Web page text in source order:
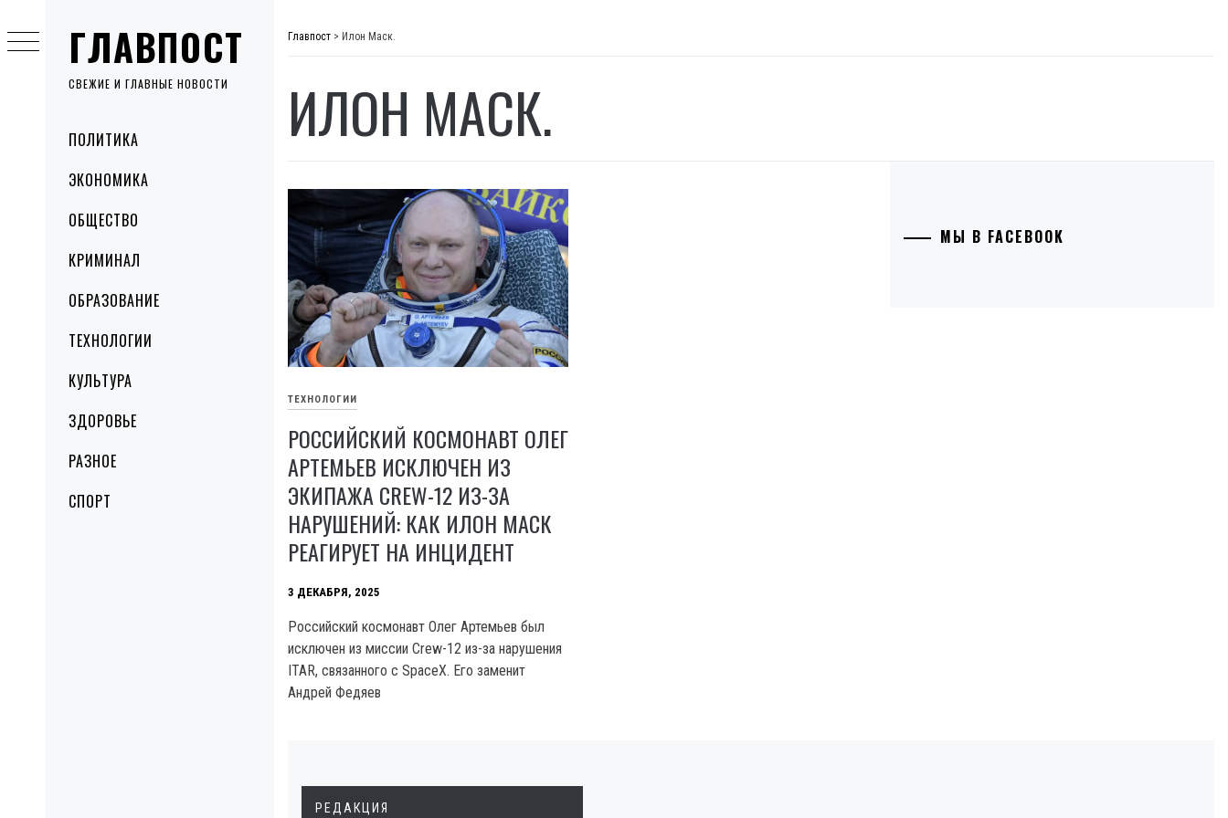
ГЛАВПОСТ
СВЕЖИЕ И ГЛАВНЫЕ НОВОСТИ
MenuПОЛИТИКА
ЭКОНОМИКА
ОБЩЕСТВО
КРИМИНАЛ
ОБРАЗОВАНИЕ
ТЕХНОЛОГИИ
КУЛЬТУРА
ЗДОРОВЬЕ
РАЗНОЕ
СПОРТ
to
content
Главпост > Илон Маск.
ИЛОН МАСК.
ТЕХНОЛОГИИ
РОССИЙСКИЙ КОСМОНАВТ ОЛЕГ
АРТЕМЬЕВ ИСКЛЮЧЕН ИЗ
ЭКИПАЖА CREW-12 ИЗ-ЗА
НАРУШЕНИЙ: КАК ИЛОН МАСК
РЕАГИРУЕТ НА ИНЦИДЕНТ
3 ДЕКАБРЯ, 2025
Российский космонавт Олег Артемьев был
исключен из миссии Crew-12 из-за нарушения
ITAR, связанного с SpaceX. Его заменит
Андрей Федяев
МЫ В FACEBOOK
РЕДАКЦИЯ